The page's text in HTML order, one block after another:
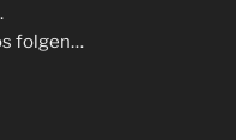
folgen…